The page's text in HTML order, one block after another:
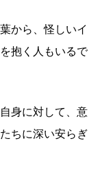
から、怪しいイ
抱く人もいるで
身に対して、意
ちに深い安らぎ